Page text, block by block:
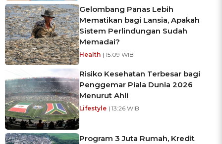
Gelombang Panas Lebih
Mematikan bagi Lansia, Apakah
Sistem Perlindungan Sudah
Memadai?
Health | 15:09 WIB
Risiko Kesehatan Terbesar bagi
Penggemar Piala Dunia 2026
Menurut Ahli
Lifestyle | 13:26 WIB
Program 3 Juta Rumah, Kredit